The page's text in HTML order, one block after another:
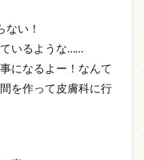
い！
いるような……
になるよー！なんて
を作って皮膚科に行